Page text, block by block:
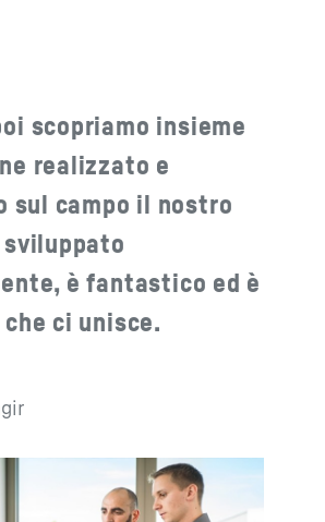
scopriamo insieme
realizzato e
sul campo il nostro
è fantastico ed è
ci unisce.